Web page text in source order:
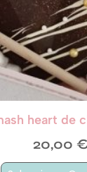
heart de
20,00